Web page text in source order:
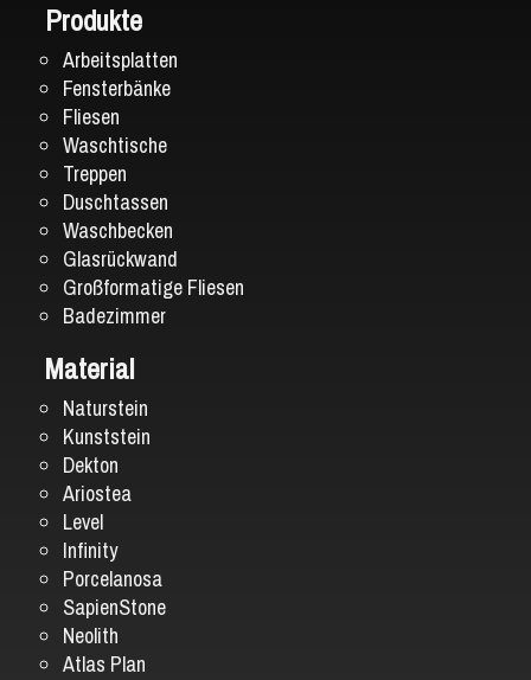
Produkte
Arbeitsplatten
Fensterbänke
Fliesen
Waschtische
Treppen
Duschtassen
Waschbecken
Glasrückwand
Großformatige Fliesen
Badezimmer
Material
Naturstein
Kunststein
Dekton
Ariostea
Level
Infinity
Porcelanosa
SapienStone
Neolith
Atlas Plan